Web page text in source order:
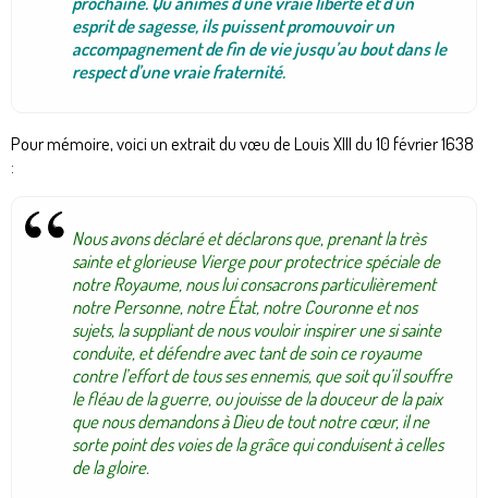
esprit de sagesse, ils puissent promouvoir un
accompagnement de fin de vie jusqu’au bout dans le
respect d’une vraie fraternité.
Pour mémoire, voici un extrait du vœu de Louis XIII du 10 février 1638
:
Nous avons déclaré et déclarons que, prenant la très
sainte et glorieuse Vierge pour protectrice spéciale de
notre Royaume, nous lui consacrons particulièrement
notre Personne, notre État, notre Couronne et nos
sujets, la suppliant de nous vouloir inspirer une si sainte
conduite, et défendre avec tant de soin ce royaume
contre l’effort de tous ses ennemis, que soit qu’il souffre
le fléau de la guerre, ou jouisse de la douceur de la paix
que nous demandons à Dieu de tout notre cœur, il ne
sorte point des voies de la grâce qui conduisent à celles
de la gloire.